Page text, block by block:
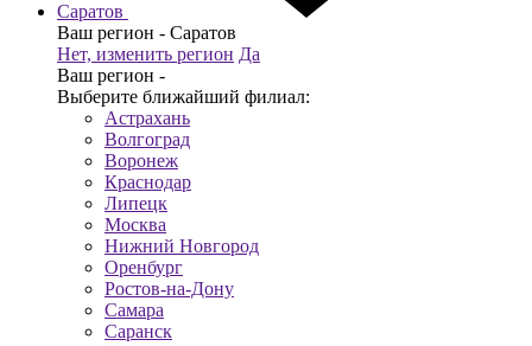
Саратов
Ваш регион - Саратов
Нет, изменить регион Да
Ваш регион -
Выберите ближайший филиал:
Астрахань
Волгоград
Воронеж
Краснодар
Липецк
Москва
Нижний Новгород
Оренбург
Ростов-на-Дону
Самара
Саранск